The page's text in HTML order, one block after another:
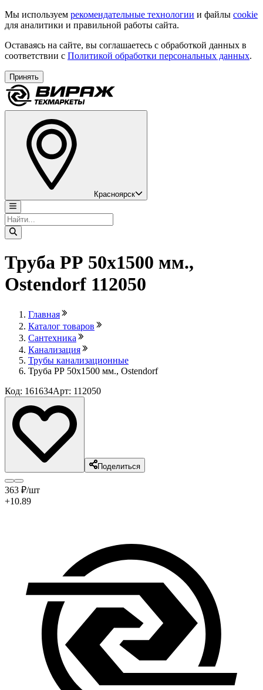
Мы используем рекомендательные технологии и файлы cookie
для аналитики и правильной работы сайта.
Оставаясь на сайте, вы соглашаетесь с обработкой данных в
соответствии с Политикой обработки персональных данных.
Принять
Красноярск
Труба РР 50х1500 мм.,
Ostendorf 112050
Главная
Каталог товаров
Сантехника
Канализация
Трубы канализационные
Труба РР 50х1500 мм., Ostendorf
Код: 161634Арт: 112050
Поделиться
363 ₽/шт
+10.89